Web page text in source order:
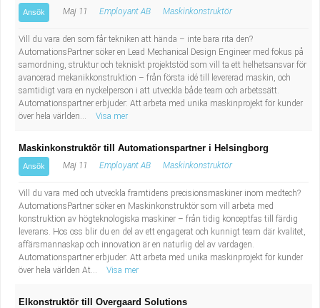
Sanering och renhållning
Socialt arbete
Säkerhetsarbete
Transport
Lastbilsförare m.fl.
Fastighetsskötare
Informatör/Kommunikatör
Sjuksköterska, grundutbildad
Kock, storhushåll
Undersköterska, vård- o specialavd. o mottagning
Bibliotekarie
Administrativ assistent
Ansök Maj 11 Employant AB Maskinkonstruktör
Vill du vara den som får tekniken att hända – inte bara rita den?
AutomationsPartner söker en Lead Mechanical Design Engineer med fokus på
samordning, struktur och tekniskt projektstöd som vill ta ett helhetsansvar för
avancerad mekanikkonstruktion – från första idé till levererad maskin, och
samtidigt vara en nyckelperson i att utveckla både team och arbetssätt.
Automationspartner erbjuder: Att arbeta med unika maskinprojekt för kunder
över hela världen...
Visa mer
Maskinkonstruktör till Automationspartner i Helsingborg
Ansök Maj 11 Employant AB Maskinkonstruktör
Vill du vara med och utveckla framtidens precisionsmaskiner inom medtech?
AutomationsPartner söker en Maskinkonstruktör som vill arbeta med
konstruktion av högteknologiska maskiner – från tidig konceptfas till färdig
leverans. Hos oss blir du en del av ett engagerat och kunnigt team där kvalitet,
affärsmannaskap och innovation är en naturlig del av vardagen.
Automationspartner erbjuder: Att arbeta med unika maskinprojekt för kunder
över hela världen At...
Visa mer
Elkonstruktör till Overgaard Solutions